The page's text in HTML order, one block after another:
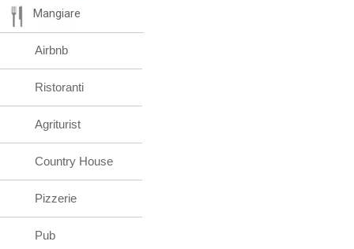
Mangiare
Airbnb
Ristoranti
Agriturist
Country House
Pizzerie
Pub